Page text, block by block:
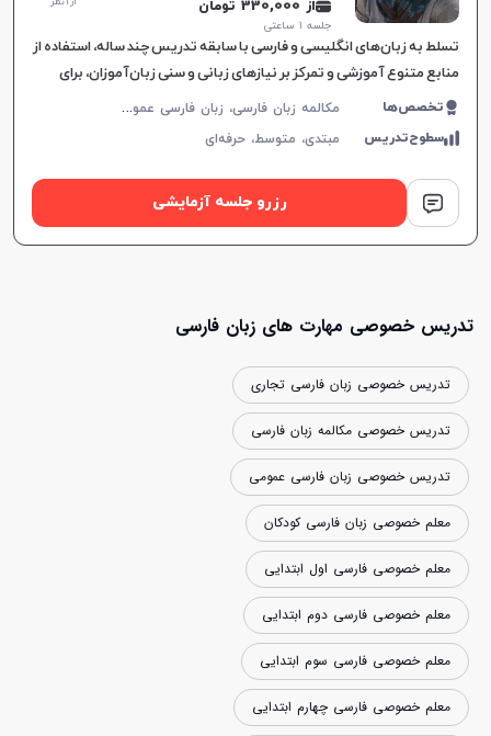
از 330,000 تومان
جلسه ۱ ساعتی
تسلط به زبان‌های انگلیسی و فارسی با سابقه تدریس چند ساله، استفاده از
منابع متنوع آموزشی و تمرکز بر نیازهای زبانی و سنی زبان‌آموزان، برای
تسهیل یادگیری موثر طراحی شده است.
تخصص‌ها م
کالمه زبان فارسی، زبان فارسی عمومی، زبان فارسی کودکان، فارسی اول ابتدایی، فارسی دوم ابتدایی، فارسی سوم ابتدایی، فارسی چهارم ابتدایی، فارسی پنجم ابتدایی، فارسی ششم ابتدایی
سطوح‌تدریس مبتدی، متوسط،حرفه‌ای
رزرو جلسه آزمایشی
تدریس خصوصی مهارت های زبان فارسی
تدریس خصوصی زبان فارسی تجاری
تدریس خصوصی مکالمه زبان فارسی
تدریس خصوصی زبان فارسی عمومی
معلم خصوصی زبان فارسی کودکان
معلم خصوصی فارسی اول ابتدایی
معلم خصوصی فارسی دوم ابتدایی
معلم خصوصی فارسی سوم ابتدایی
معلم خصوصی فارسی چهارم ابتدایی